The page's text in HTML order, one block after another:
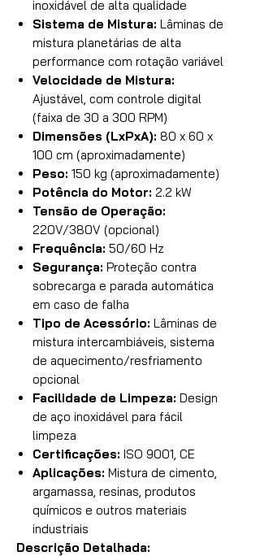
inoxidável de alta qualidade
Sistema de Mistura: Lâminas de
mistura planetárias de alta
performance com rotação variável
Velocidade de Mistura:
Ajustável, com controle digital
(faixa de 30 a 300 RPM)
Dimensões (LxPxA): 80 x 60 x
100 cm (aproximadamente)
Peso: 150 kg (aproximadamente)
Potência do Motor: 2.2 kW
Tensão de Operação:
220V/380V (opcional)
Frequência: 50/60 Hz
Segurança: Proteção contra
sobrecarga e parada automática
em caso de falha
Tipo de Acessório: Lâminas de
mistura intercambiáveis, sistema
de aquecimento/resfriamento
opcional
Facilidade de Limpeza: Design
de aço inoxidável para fácil
limpeza
Certificações: ISO 9001, CE
Aplicações: Mistura de cimento,
argamassa, resinas, produtos
químicos e outros materiais
industriais
Descrição Detalhada: